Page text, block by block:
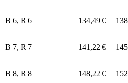
B 6, R 6 134,49 €
B 7, R 7 141,22 €
B 8, R 8 148,22 €